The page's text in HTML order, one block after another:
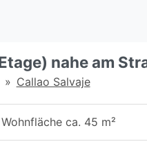
nahe am
Callao Salvaje
Wohnfläche ca. 45 m²